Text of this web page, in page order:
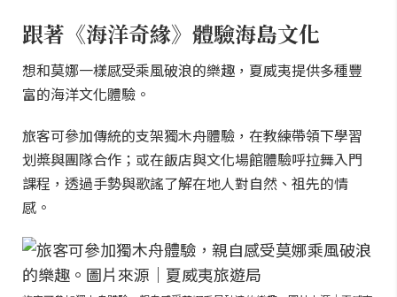
跟著《海洋奇緣》體驗海島文化
想和莫娜一樣感受乘風破浪的樂趣，夏威夷提供多種豐
富的海洋文化體驗。
旅客可參加傳統的支架獨木舟體驗，在教練帶領下學習
划槳與團隊合作；或在飯店與文化場館體驗呼拉舞入門
課程，透過手勢與歌謠了解在地人對自然、祖先的情
感。